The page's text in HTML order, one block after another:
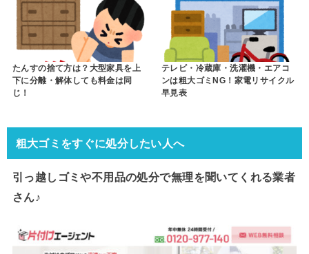
たんすの捨て方は？大型家具を上
下に分離・解体しても料金は同
じ！
テレビ・冷蔵庫・洗濯機・エアコ
ンは粗大ゴミNG！家電リサイクル
早見表
粗大ゴミをすぐに処分したい人へ
引っ越しゴミや不用品の処分で無理を聞いてくれる業者
さん♪